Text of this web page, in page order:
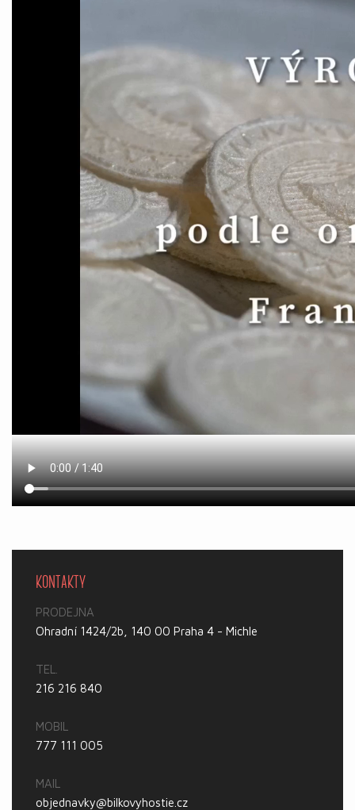
KONTAKTY
PRODEJNA
Ohradní 1424/2b, 140 00 Praha 4 - Michle
TEL.
216 216 840
MOBIL
777 111 005
MAIL
objednavky@bilkovyhostie.cz